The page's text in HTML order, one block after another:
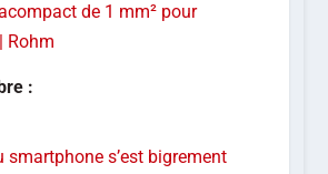
de 1 mm² pour
Rohm
:
smartphone s’est bigrement